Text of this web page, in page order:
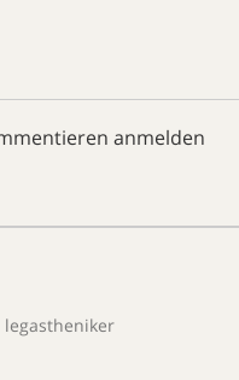
anmelden